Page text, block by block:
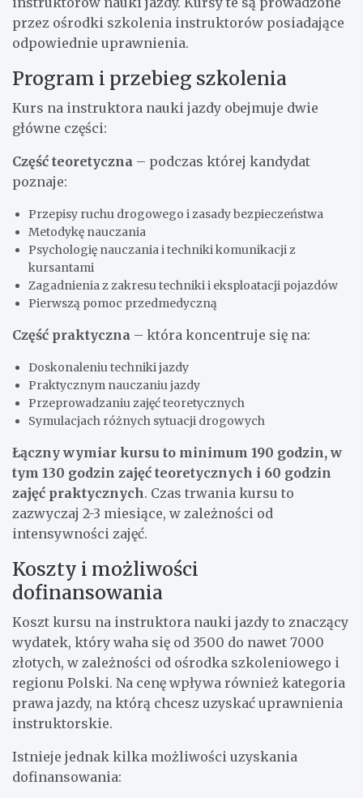
przez ośrodki szkolenia instruktorów posiadające
odpowiednie uprawnienia.
Program i przebieg szkolenia
Kurs na instruktora nauki jazdy obejmuje dwie
główne części:
Część teoretyczna – podczas której kandydat
poznaje:
Przepisy ruchu drogowego i zasady bezpieczeństwa
Metodykę nauczania
Psychologię nauczania i techniki komunikacji z
kursantami
Zagadnienia z zakresu techniki i eksploatacji pojazdów
Pierwszą pomoc przedmedyczną
Część praktyczna – która koncentruje się na:
Doskonaleniu techniki jazdy
Praktycznym nauczaniu jazdy
Przeprowadzaniu zajęć teoretycznych
Symulacjach różnych sytuacji drogowych
Łączny wymiar kursu to minimum 190 godzin, w
tym 130 godzin zajęć teoretycznych i 60 godzin
zajęć praktycznych. Czas trwania kursu to
zazwyczaj 2-3 miesiące, w zależności od
intensywności zajęć.
Koszty i możliwości
dofinansowania
Koszt kursu na instruktora nauki jazdy to znaczący
wydatek, który waha się od 3500 do nawet 7000
złotych, w zależności od ośrodka szkoleniowego i
regionu Polski. Na cenę wpływa również kategoria
prawa jazdy, na którą chcesz uzyskać uprawnienia
instruktorskie.
Istnieje jednak kilka możliwości uzyskania
dofinansowania: